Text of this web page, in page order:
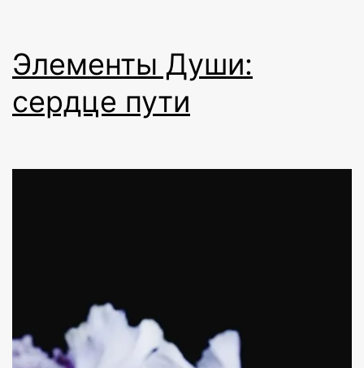
Элементы Души:
cердце пути